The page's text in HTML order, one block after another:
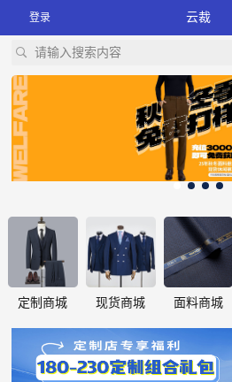
登录 云裁
请输入搜索内容
定制商城 现货商城 面料商城